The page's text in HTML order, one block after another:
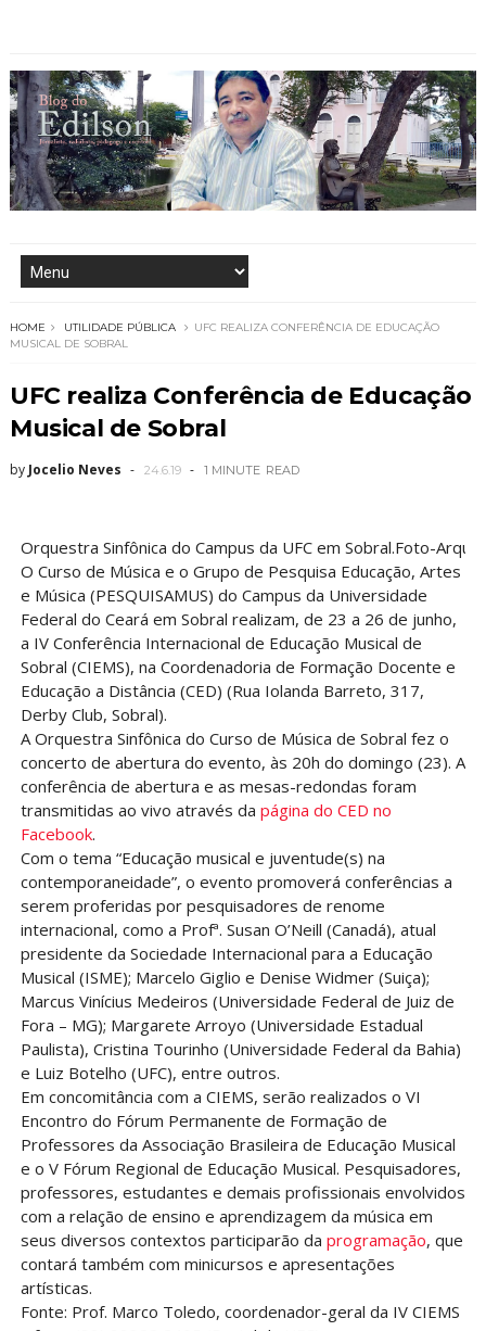
HOME UTILIDADE PÚBLICA
UFC REALIZA CONFERÊNCIA DE EDUCAÇÃO
MUSICAL DE SOBRAL
UFC realiza Conferência de Educação
Musical de Sobral
by Jocelio Neves 24.6.19 1 MINUTE READ
Orquestra Sinfônica do Campus da UFC em Sobral.Foto-
O Curso de Música e o Grupo de Pesquisa Educação, Artes
e Música (PESQUISAMUS) do Campus da Universidade
Federal do Ceará em Sobral realizam, de 23 a 26 de junho,
a IV Conferência Internacional de Educação Musical de
Sobral (CIEMS), na Coordenadoria de Formação Docente e
Educação a Distância (CED) (Rua Iolanda Barreto, 317,
Derby Club, Sobral).
A Orquestra Sinfônica do Curso de Música de Sobral fez o
concerto de abertura do evento, às 20h do domingo (23). A
conferência de abertura e as mesas-redondas foram
transmitidas ao vivo através da página do CED no
Facebook.
Com o tema “Educação musical e juventude(s) na
contemporaneidade”, o evento promoverá conferências a
serem proferidas por pesquisadores de renome
internacional, como a Profª. Susan O’Neill (Canadá), atual
presidente da Sociedade Internacional para a Educação
Musical (ISME); Marcelo Giglio e Denise Widmer (Suiça);
Marcus Vinícius Medeiros (Universidade Federal de Juiz de
Fora – MG); Margarete Arroyo (Universidade Estadual
Paulista), Cristina Tourinho (Universidade Federal da Bahia)
e Luiz Botelho (UFC), entre outros.
Em concomitância com a CIEMS, serão realizados o VI
Encontro do Fórum Permanente de Formação de
Professores da Associação Brasileira de Educação Musical
e o V Fórum Regional de Educação Musical. Pesquisadores,
professores, estudantes e demais profissionais envolvidos
com a relação de ensino e aprendizagem da música em
seus diversos contextos participarão da programação, que
contará também com minicursos e apresentações
artísticas.
Fonte: Prof. Marco Toledo, coordenador-geral da IV CIEMS